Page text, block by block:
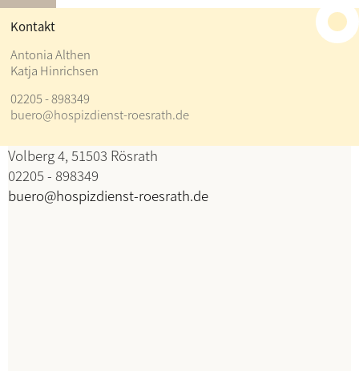
Kontakt
Antonia Althen
Katja Hinrichsen
02205 - 898349
buero@hospizdienst-roesrath.de
Kontakt
Antonia Althen
Katja Hinrichsen
Volberg 4, 51503 Rösrath
02205 - 898349
buero@hospizdienst-roesrath.de
≡